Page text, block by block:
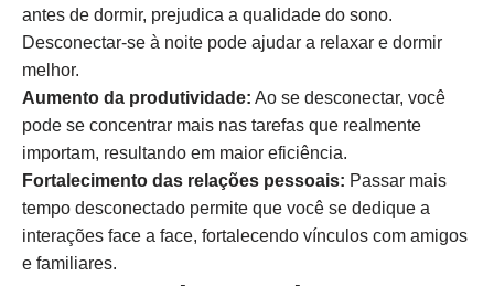
antes de dormir, prejudica a qualidade do sono.
Desconectar-se à noite pode ajudar a relaxar e dormir
melhor.
Aumento da produtividade: Ao se desconectar, você
pode se concentrar mais nas tarefas que realmente
importam, resultando em maior eficiência.
Fortalecimento das relações pessoais: Passar mais
tempo desconectado permite que você se dedique a
interações face a face, fortalecendo vínculos com amigos
e familiares.